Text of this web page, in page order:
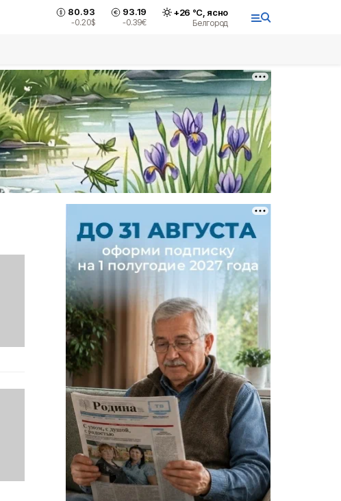
80.93
-0.20$
93.19
-0.39€
+26 °С, ясно
Белгород